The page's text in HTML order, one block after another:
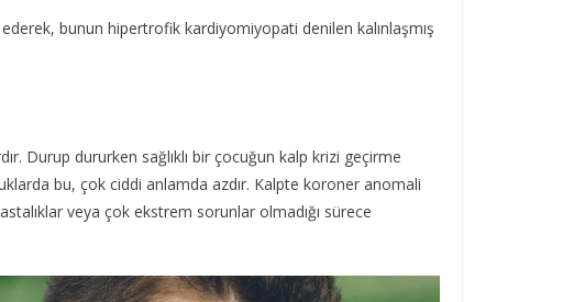
bunun hipertrofik kardiyomiyopati denilen kalınlaşmış
Durup dururken sağlıklı bir çocuğun kalp krizi geçirme
bu, çok ciddi anlamda azdır. Kalpte koroner anomali
veya çok ekstrem sorunlar olmadığı sürece